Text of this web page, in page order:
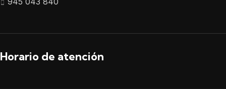
Horario de atención